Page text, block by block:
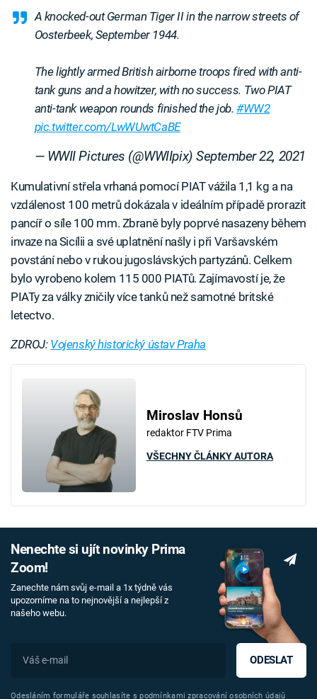
A knocked-out German Tiger II in the narrow streets of
Oosterbeek, September 1944.
The lightly armed British airborne troops fired with anti-
tank guns and a howitzer, with no success. Two PIAT
anti-tank weapon rounds finished the job.#WW2
pic.twitter.com/LwWUwtCaBE
— WWII Pictures (@WWIIpix)September 22, 2021
Kumulativní střela vrhaná pomocí PIAT vážila 1,1 kg a na
vzdálenost 100 metrů dokázala v ideálním případě prorazit
pancíř o síle 100 mm. Zbraně byly poprvé nasazeny během
invaze na Sicílii a své uplatnění našly i při Varšavském
povstání nebo v rukou jugoslávských partyzánů. Celkem
bylo vyrobeno kolem 115 000 PIATů. Zajímavostí je, že
PIATy za války zničily více tanků než samotné britské
letectvo.
ZDROJ: Vojenský historický ústav Praha
Miroslav Honsů
redaktor FTV Prima
VŠECHNY ČLÁNKY AUTORA
Nenechte si ujít novinky Prima
Zoom!
Zanechte nám svůj e-mail a 1x týdně vás
upozorníme na to nejnovější a nejlepší z
našeho webu.
ODESLAT
Odesláním formuláře souhlasíte spodmínkami zpracování osobních údajů